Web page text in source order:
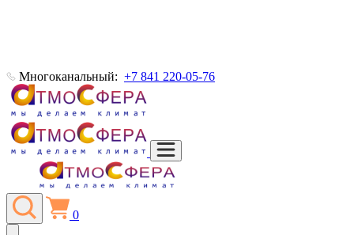
Многоканальный: +7 841 220-05-76
0